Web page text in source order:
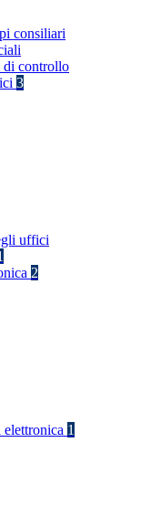
consiliari
di controllo
3
uffici
2
elettronica 1